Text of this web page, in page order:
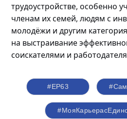
трудоустройстве, особенно
членам их семей, людям с
молодёжи и другим
на выстраивание
соискателями и
#ЕР63